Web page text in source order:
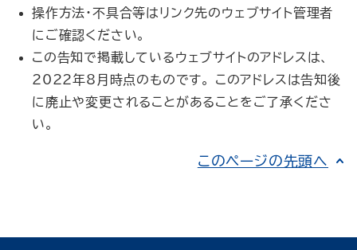
操作方法・不具合等はリンク先のウェブサイト管理者
にご確認ください。
この告知で掲載しているウェブサイトのアドレスは、
2022年8月時点のものです。 このアドレスは告知後
に廃止や変更されることがあることをご了承くださ
い。
このページの先頭へ